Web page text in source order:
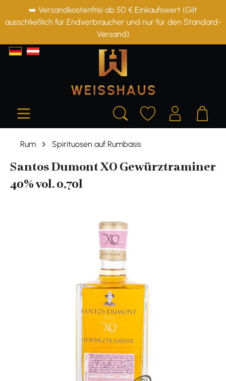
springen
➡️ Versandkostenfrei ab 50 € Einkaufswert (Gilt
ausschließlich für Endverbraucher und nur für den Standard-
Versand)
Rum Spirituosen auf Rumbasis
Santos Dumont XO Gewürztraminer
40% vol. 0,70l